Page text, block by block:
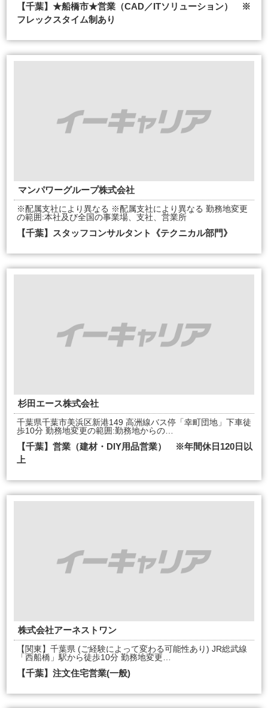
【千葉】★船橋市★営業（CAD／ITソリューション） ※
フレックスタイム制あり
マンパワーグループ株式会社
※配属支社により異なる ※配属支社により異なる 勤務地変更
の範囲:本社及び全国の事業場、支社、営業所
【千葉】スタッフコンサルタント《テクニカル部門》
杉田エース株式会社
千葉県千葉市美浜区新港149 高洲線バス停「幸町団地」下車徒
歩10分 勤務地変更の範囲:勤務地からの…
【千葉】営業（建材・DIY用品営業） ※年間休日120日以
上
株式会社アーネストワン
【関東】千葉県 (ご経験によって変わる可能性あり) JR総武線
「西船橋」駅から徒歩10分 勤務地変更…
【千葉】注文住宅営業(一般)